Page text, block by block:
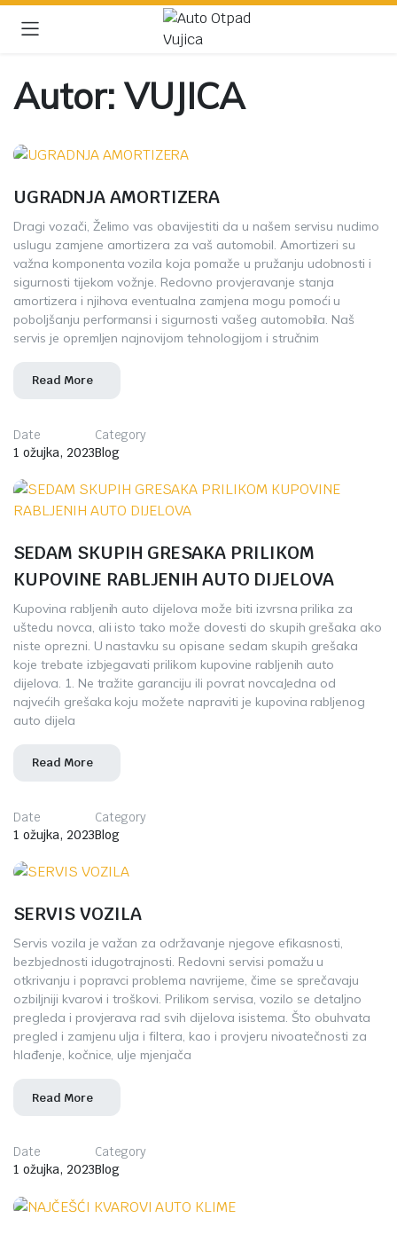
Autor: VUJICA
UGRADNJA AMORTIZERA
Dragi vozači, Želimo vas obavijestiti da u našem servisu nudimo
uslugu zamjene amortizera za vaš automobil. Amortizeri su
važna komponenta vozila koja pomaže u pružanju udobnosti i
sigurnosti tijekom vožnje. Redovno provjeravanje stanja
amortizera i njihova eventualna zamjena mogu pomoći u
poboljšanju performansi i sigurnosti vašeg automobila. Naš
servis je opremljen najnovijom tehnologijom i stručnim
Read More
Date
1 ožujka, 2023
Category
Blog
SEDAM SKUPIH GRESAKA PRILIKOM
KUPOVINE RABLJENIH AUTO DIJELOVA
Kupovina rabljenih auto dijelova može biti izvrsna prilika za
uštedu novca, ali isto tako može dovesti do skupih grešaka ako
niste oprezni. U nastavku su opisane sedam skupih grešaka
koje trebate izbjegavati prilikom kupovine rabljenih auto
dijelova. 1. Ne tražite garanciju ili povrat novcaJedna od
najvećih grešaka koju možete napraviti je kupovina rabljenog
auto dijela
Read More
Date
1 ožujka, 2023
Category
Blog
SERVIS VOZILA
Servis vozila je važan za održavanje njegove efikasnosti,
bezbjednosti idugotrajnosti. Redovni servisi pomažu u
otkrivanju i popravci problema navrijeme, čime se sprečavaju
ozbiljniji kvarovi i troškovi. Prilikom servisa, vozilo se detaljno
pregleda i provjerava rad svih dijelova isistema. Što obuhvata
pregled i zamjenu ulja i filtera, kao i provjeru nivoatečnosti za
hlađenje, kočnice, ulje mjenjača
Read More
Date
1 ožujka, 2023
Category
Blog